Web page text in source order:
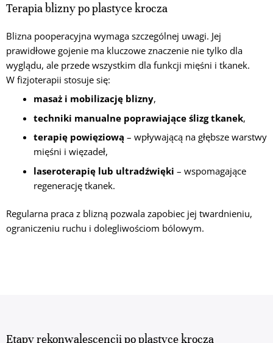
Terapia blizny po plastyce krocza
Blizna pooperacyjna wymaga szczególnej uwagi. Jej
prawidłowe gojenie ma kluczowe znaczenie nie tylko dla
wyglądu, ale przede wszystkim dla funkcji mięśni i tkanek.
W fizjoterapii stosuje się:
masaż i mobilizację blizny,
techniki manualne poprawiające ślizg tkanek,
terapię powięziową – wpływającą na głębsze warstwy
mięśni i więzadeł,
laseroterapię lub ultradźwięki – wspomagające
regenerację tkanek.
Regularna praca z blizną pozwala zapobiec jej twardnieniu,
ograniczeniu ruchu i dolegliwościom bólowym.
Etapy rekonwalescencji po plastyce krocza